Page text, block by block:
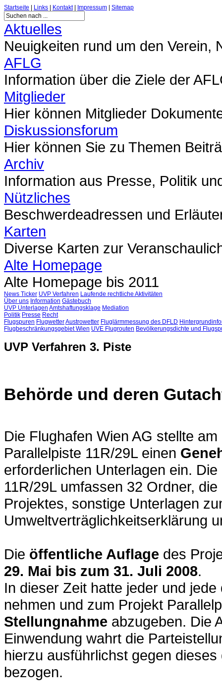
Startseite Links Kontakt| Impressum Sitemap
Aktuelles
Neuigkeiten rund um den Verein,
AFLG
Information über die Ziele der
Mitglieder
Hier können Mitglieder
Diskussionsforum
Hier können Sie zu Themen
Archiv
Information aus Presse, Politik
Nützliches
Beschwerdeadressen und
Karten
Diverse Karten zur
Alte Homepage
Alte Homepage bis 2011
News Ticker UVP Verfahren Laufende rechtliche Aktivitäten
Über uns Information Gästebuch
UVP Unterlagen Amtshaftungsklage Mediation
Politik Presse Recht
Flugspuren FlugwetterAustrowetter Fluglärmmessung des DFLD
Flugbeschränkungsgebiet Wien UVE Flugrouten Bevölkerungsdichte und
UVP Verfahren 3. Piste
Behörde und deren
Die Flughafen Wien AG stellte am
Parallelpiste 11R/29L einen
erforderlichen Unterlagen ein.
11R/29L umfassen 32 Ordner,
Projektes, sonstige Unterlagen
Umweltverträglichkeitserklärung
Die öffentliche Auflage des
29. Mai bis zum 31. Juli 2008.
In dieser Zeit hatte jeder und
nehmen und zum Projekt
Stellungnahme abzugeben. Die
Einwendung wahrt die
hierzu ausführlichst gegen
bezogen.